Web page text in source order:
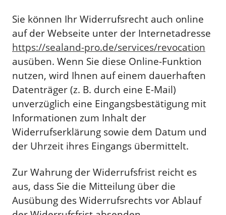
Sie können Ihr Widerrufsrecht auch online
auf der Webseite unter der Internetadresse
https://sealand-pro.de/services/revocation
ausüben. Wenn Sie diese Online-Funktion
nutzen, wird Ihnen auf einem dauerhaften
Datenträger (z. B. durch eine E-Mail)
unverzüglich eine Eingangsbestätigung mit
Informationen zum Inhalt der
Widerrufserklärung sowie dem Datum und
der Uhrzeit ihres Eingangs übermittelt.
Zur Wahrung der Widerrufsfrist reicht es
aus, dass Sie die Mitteilung über die
Ausübung des Widerrufsrechts vor Ablauf